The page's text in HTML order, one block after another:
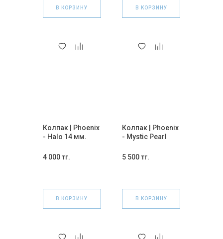
В КОРЗИНУ В КОРЗИНУ
Колпак | Phoenix
- Halo 14 мм.
4 000 тг.
В КОРЗИНУ
Колпак | Phoenix
- Mystic Pearl
5 500 тг.
В КОРЗИНУ